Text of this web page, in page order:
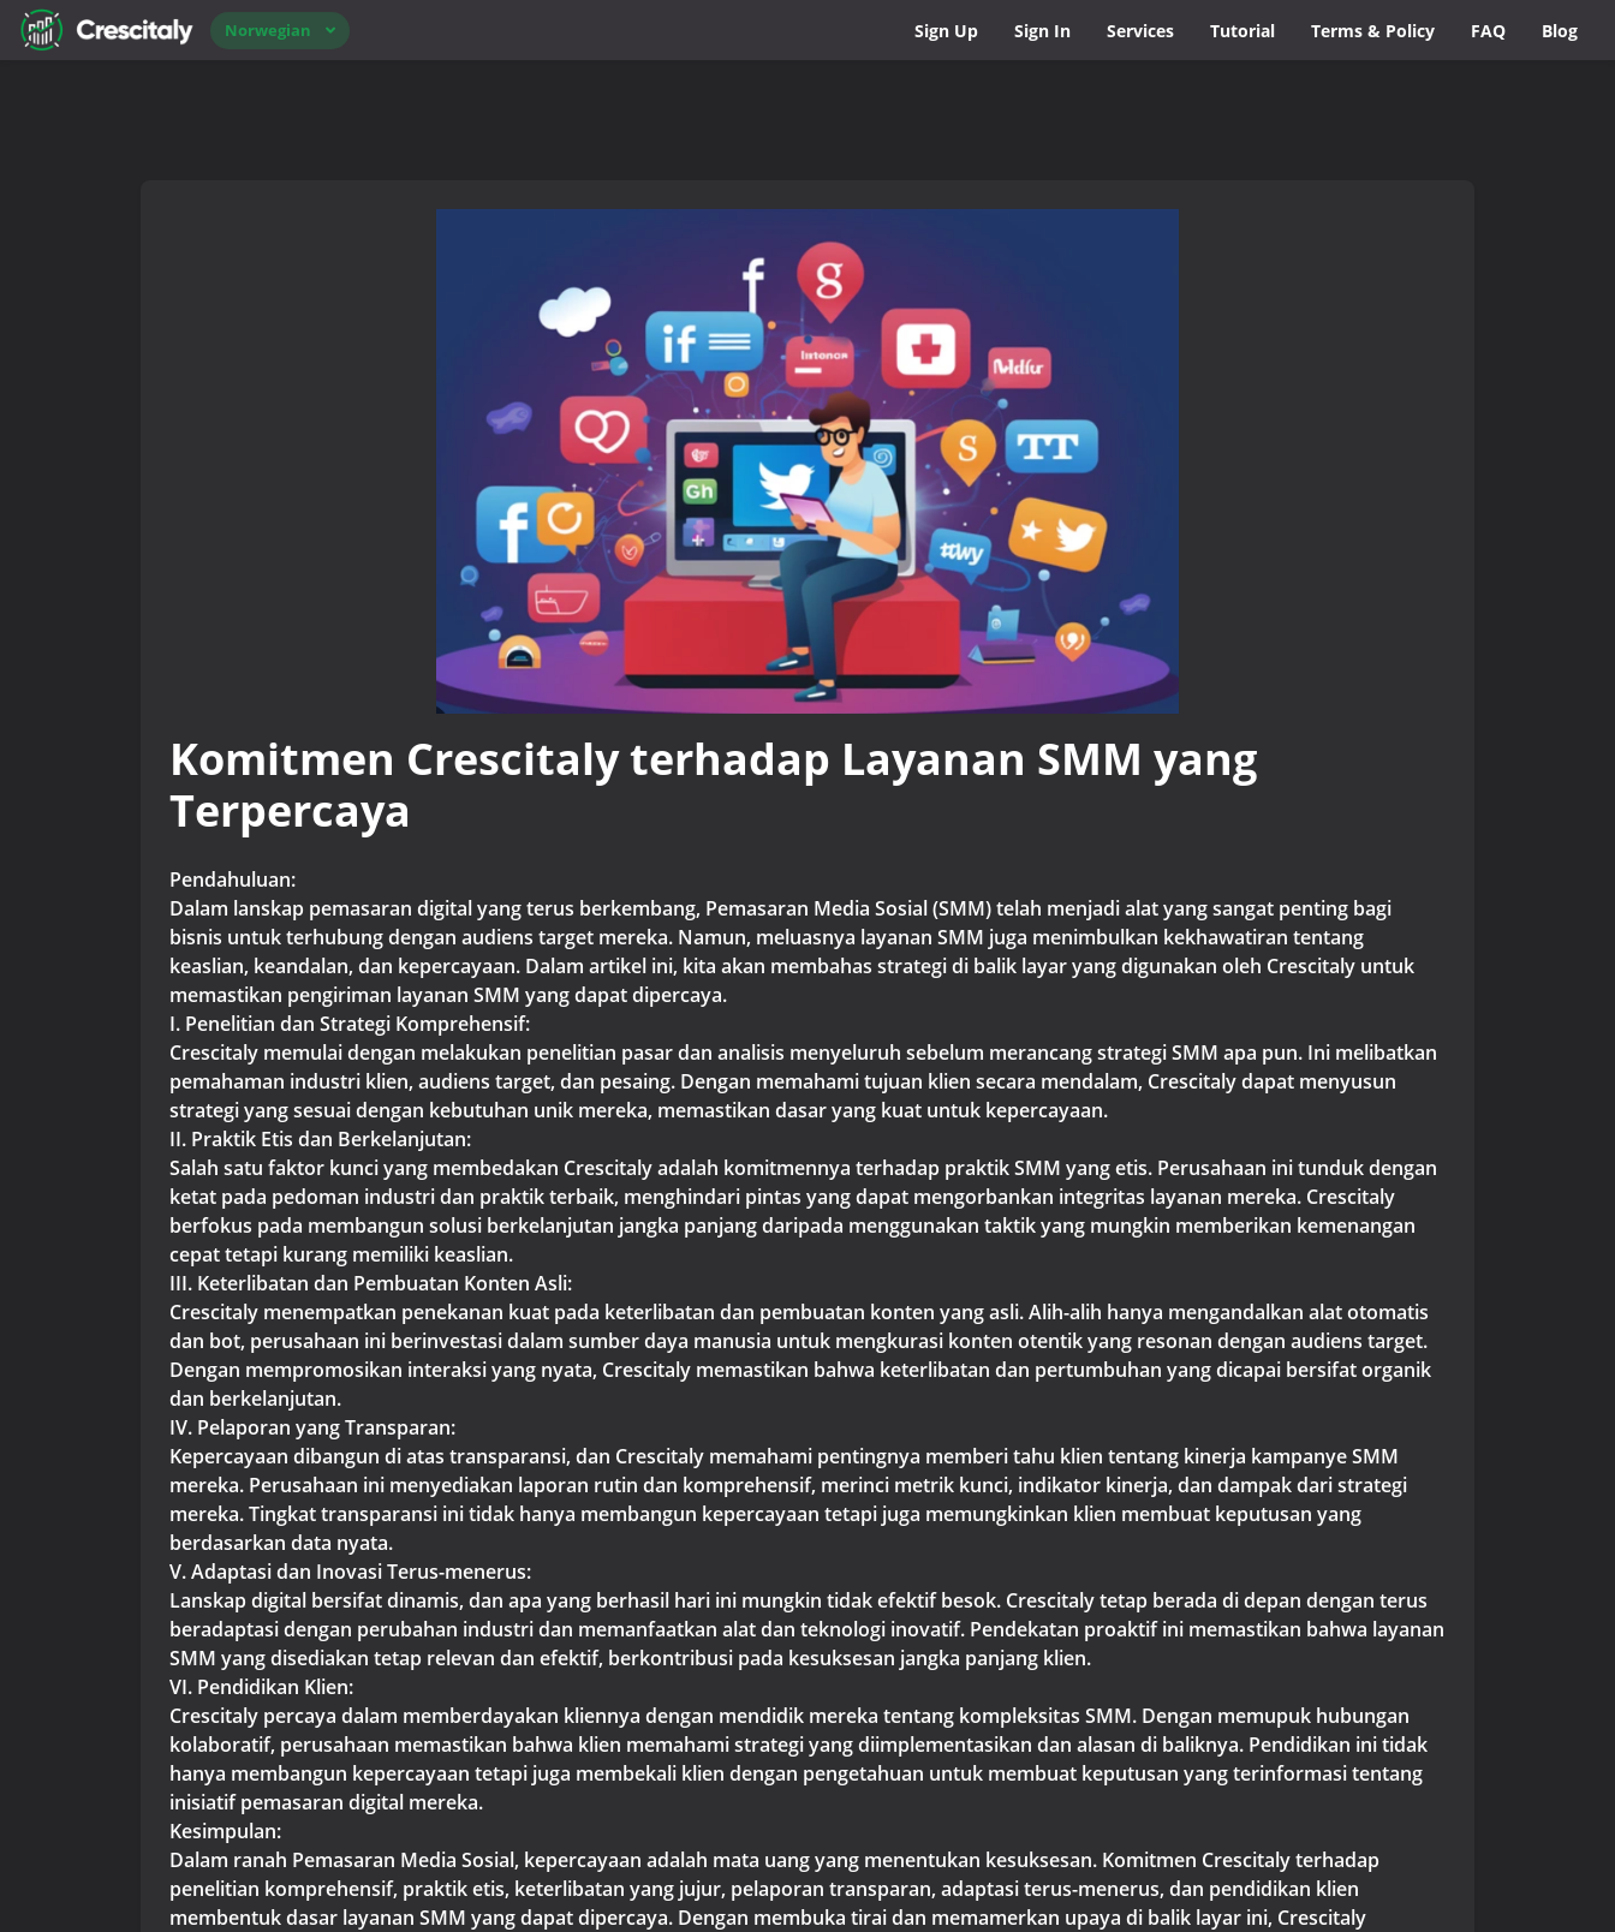
Norwegian Sign Up Sign In Services Tutorial Terms & Policy FAQ Blog
Komitmen Crescitaly terhadap Layanan SMM yang
Terpercaya
Pendahuluan:
Dalam lanskap pemasaran digital yang terus berkembang, Pemasaran Media Sosial (SMM) telah menjadi alat yang sangat penting bagi
bisnis untuk terhubung dengan audiens target mereka. Namun, meluasnya layanan SMM juga menimbulkan kekhawatiran tentang
keaslian, keandalan, dan kepercayaan. Dalam artikel ini, kita akan membahas strategi di balik layar yang digunakan oleh Crescitaly untuk
memastikan pengiriman layanan SMM yang dapat dipercaya.
I. Penelitian dan Strategi Komprehensif:
Crescitaly memulai dengan melakukan penelitian pasar dan analisis menyeluruh sebelum merancang strategi SMM apa pun. Ini melibatkan
pemahaman industri klien, audiens target, dan pesaing. Dengan memahami tujuan klien secara mendalam, Crescitaly dapat menyusun
strategi yang sesuai dengan kebutuhan unik mereka, memastikan dasar yang kuat untuk kepercayaan.
II. Praktik Etis dan Berkelanjutan:
Salah satu faktor kunci yang membedakan Crescitaly adalah komitmennya terhadap praktik SMM yang etis. Perusahaan ini tunduk dengan
ketat pada pedoman industri dan praktik terbaik, menghindari pintas yang dapat mengorbankan integritas layanan mereka. Crescitaly
berfokus pada membangun solusi berkelanjutan jangka panjang daripada menggunakan taktik yang mungkin memberikan kemenangan
cepat tetapi kurang memiliki keaslian.
III. Keterlibatan dan Pembuatan Konten Asli:
Crescitaly menempatkan penekanan kuat pada keterlibatan dan pembuatan konten yang asli. Alih-alih hanya mengandalkan alat otomatis
dan bot, perusahaan ini berinvestasi dalam sumber daya manusia untuk mengkurasi konten otentik yang resonan dengan audiens target.
Dengan mempromosikan interaksi yang nyata, Crescitaly memastikan bahwa keterlibatan dan pertumbuhan yang dicapai bersifat organik
dan berkelanjutan.
IV. Pelaporan yang Transparan:
Kepercayaan dibangun di atas transparansi, dan Crescitaly memahami pentingnya memberi tahu klien tentang kinerja kampanye SMM
mereka. Perusahaan ini menyediakan laporan rutin dan komprehensif, merinci metrik kunci, indikator kinerja, dan dampak dari strategi
mereka. Tingkat transparansi ini tidak hanya membangun kepercayaan tetapi juga memungkinkan klien membuat keputusan yang
berdasarkan data nyata.
V. Adaptasi dan Inovasi Terus-menerus:
Lanskap digital bersifat dinamis, dan apa yang berhasil hari ini mungkin tidak efektif besok. Crescitaly tetap berada di depan dengan terus
beradaptasi dengan perubahan industri dan memanfaatkan alat dan teknologi inovatif. Pendekatan proaktif ini memastikan bahwa layanan
SMM yang disediakan tetap relevan dan efektif, berkontribusi pada kesuksesan jangka panjang klien.
VI. Pendidikan Klien:
Crescitaly percaya dalam memberdayakan kliennya dengan mendidik mereka tentang kompleksitas SMM. Dengan memupuk hubungan
kolaboratif, perusahaan memastikan bahwa klien memahami strategi yang diimplementasikan dan alasan di baliknya. Pendidikan ini tidak
hanya membangun kepercayaan tetapi juga membekali klien dengan pengetahuan untuk membuat keputusan yang terinformasi tentang
inisiatif pemasaran digital mereka.
Kesimpulan:
Dalam ranah Pemasaran Media Sosial, kepercayaan adalah mata uang yang menentukan kesuksesan. Komitmen Crescitaly terhadap
penelitian komprehensif, praktik etis, keterlibatan yang jujur, pelaporan transparan, adaptasi terus-menerus, dan pendidikan klien
membentuk dasar layanan SMM yang dapat dipercaya. Dengan membuka tirai dan memamerkan upaya di balik layar ini, Crescitaly